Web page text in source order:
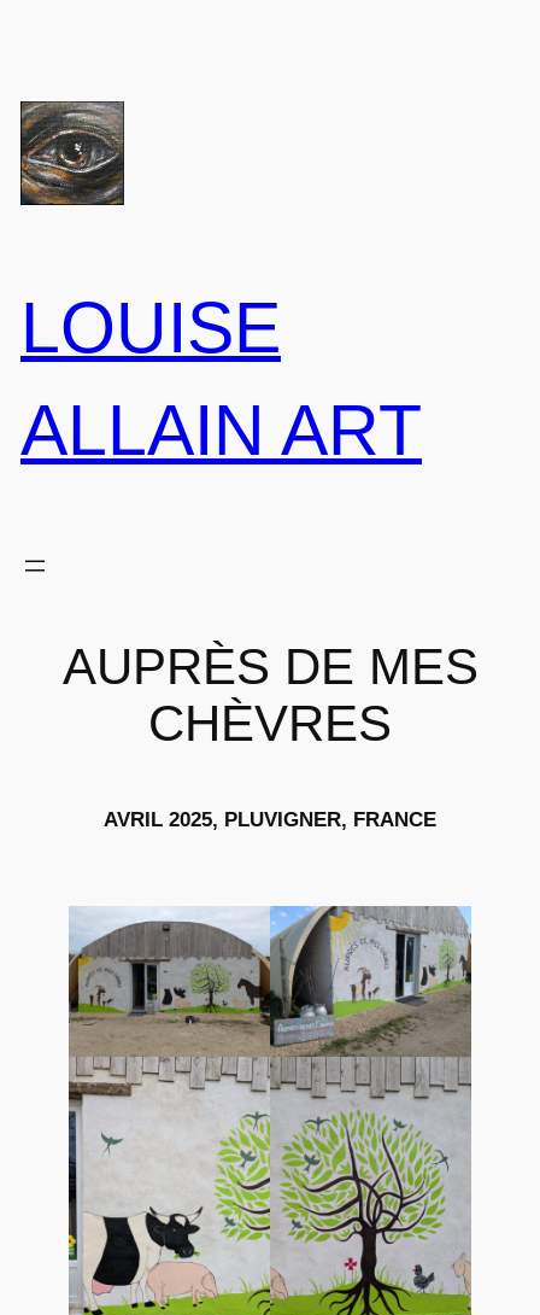
au
LOUISE
ALLAIN ART
AUPRÈS DE MES
CHÈVRES
AVRIL 2025, PLUVIGNER, FRANCE